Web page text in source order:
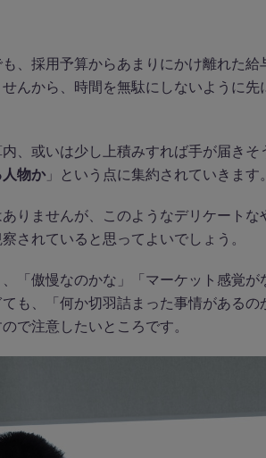
、採用予算からあまりにかけ離れた
んから、時間を無駄にしないように
、或いは少し上積みすれば手が届き
物か」という点に集約されていきます。
りませんが、このようなデリケート
されていると思ってよいでしょう。
「傲慢なのかな」「マーケット感覚
も、「何か切羽詰まった事情がある
で注意したいところです。